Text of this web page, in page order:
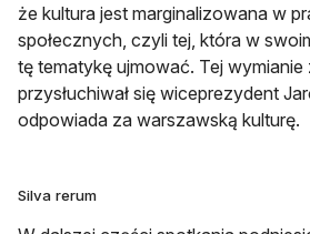
że kultura jest marginalizowana w
społecznych, czyli tej, która w
tę tematykę ujmować. Tej wymianie
przysłuchiwał się wiceprezydent
odpowiada za warszawską kulturę.
Silva rerum